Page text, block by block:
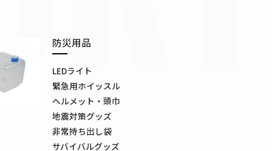
防災用品
LEDライト
緊急用ホイッスル
ヘルメット・頭巾
地震対策グッズ
非常持ち出し袋
サバイバルグッズ